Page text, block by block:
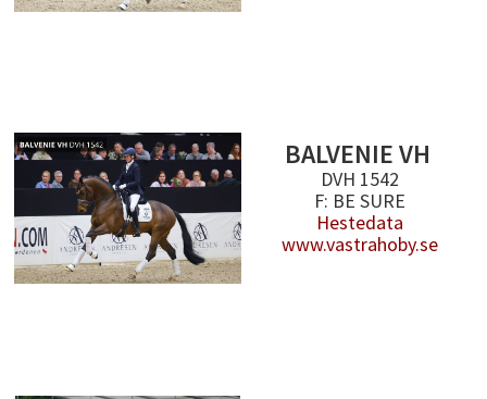
BALVENIE VH
DVH 1542
F: BE SURE
Hestedata
www.vastrahoby.se